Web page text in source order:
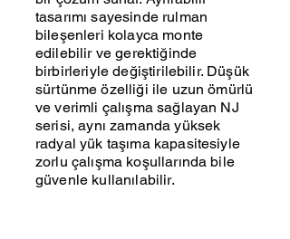
tasarımı sayesinde rulman
bileşenleri kolayca monte
edilebilir ve gerektiğinde
birbirleriyle değiştirilebilir. Düşük
sürtünme özelliği ile uzun ömürlü
ve verimli çalışma sağlayan NJ
serisi, aynı zamanda yüksek
radyal yük taşıma kapasitesiyle
zorlu çalışma koşullarında bile
güvenle kullanılabilir.